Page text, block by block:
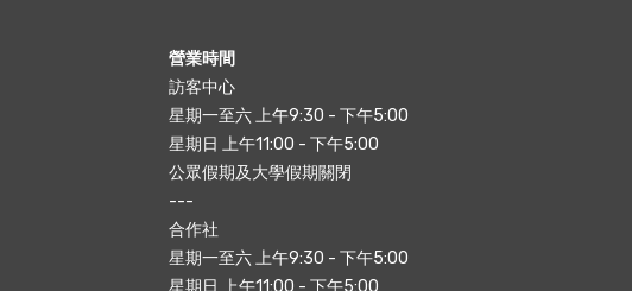
營業時間
訪客中心
星期一至六 上午9:30 - 下午5:00
星期日 上午11:00 - 下午5:00
公眾假期及大學假期關閉
---
合作社
星期一至六 上午9:30 - 下午5:00
星期日 上午11:00 - 下午5:00